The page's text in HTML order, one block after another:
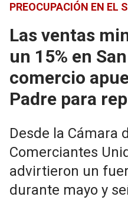
PREOCUPACIÓN EN EL
Las ventas
un 15% en
comercio
Padre para
Desde la Cámara
Comerciantes
advirtieron un
durante mayo y